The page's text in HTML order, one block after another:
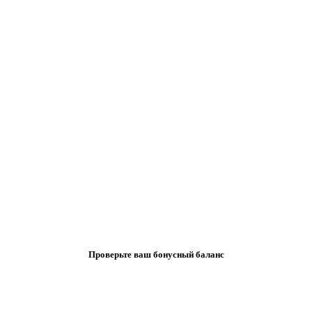
Проверьте ваш бонусный баланс